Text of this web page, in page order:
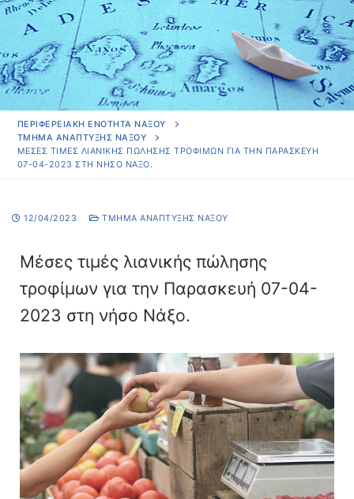
ΠΕΡΙΦΕΡΕΙΑΚΗ ΕΝΟΤΗΤΑ ΝΑΞΟΥ
ΤΜΉΜΑ ΑΝΆΠΤΥΞΗΣ ΝΆΞΟΥ
ΜΈΣΕΣ ΤΙΜΈΣ ΛΙΑΝΙΚΉΣ ΠΏΛΗΣΗΣ ΤΡΟΦΊΜΩΝ ΓΙΑ ΤΗΝ ΠΑΡΑΣΚΕΥΉ
07-04-2023 ΣΤΗ ΝΉΣΟ ΝΆΞΟ.
12/04/2023 ΤΜΉΜΑ ΑΝΆΠΤΥΞΗΣ ΝΆΞΟΥ
Μέσες τιμές λιανικής πώλησης
τροφίμων για την Παρασκευή 07-04-
2023 στη νήσο Νάξο.